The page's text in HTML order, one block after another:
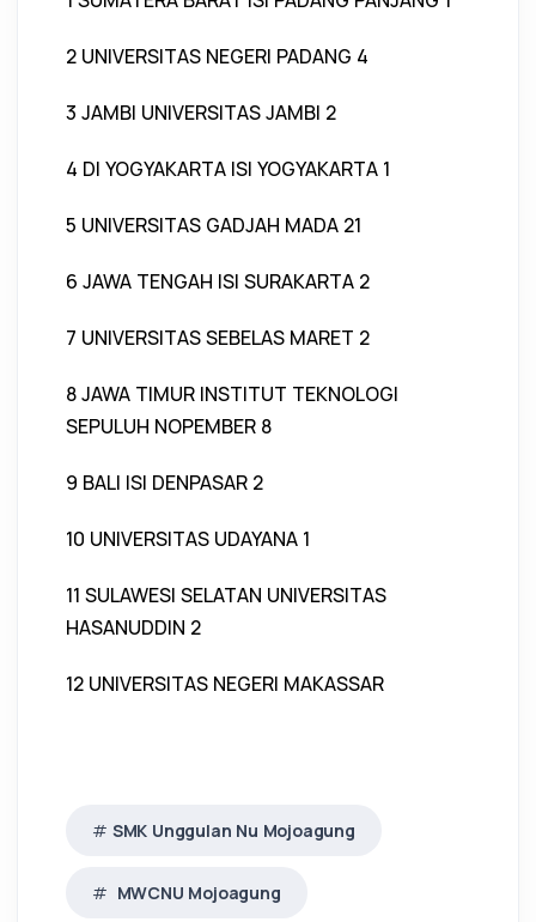
2 UNIVERSITAS NEGERI PADANG 4
3 JAMBI UNIVERSITAS JAMBI 2
4 DI YOGYAKARTA ISI YOGYAKARTA 1
5 UNIVERSITAS GADJAH MADA 21
6 JAWA TENGAH ISI SURAKARTA 2
7 UNIVERSITAS SEBELAS MARET 2
8 JAWA TIMUR INSTITUT TEKNOLOGI
SEPULUH NOPEMBER 8
9 BALI ISI DENPASAR 2
10 UNIVERSITAS UDAYANA 1
11 SULAWESI SELATAN UNIVERSITAS
HASANUDDIN 2
12 UNIVERSITAS NEGERI MAKASSAR
SMK Unggulan Nu Mojoagung
MWCNU Mojoagung